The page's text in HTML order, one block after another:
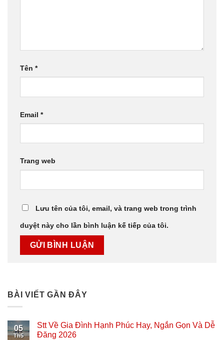
Tên *
Email *
Trang web
Lưu tên của tôi, email, và trang web trong trình
duyệt này cho lần bình luận kế tiếp của tôi.
BÀI VIẾT GẦN ĐÂY
05
Th5
Stt Về Gia Đình Hạnh Phúc Hay, Ngắn Gọn Và Dễ
Đăng 2026